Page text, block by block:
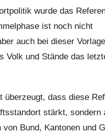
wurde das
ist noch nicht
auch bei dieser
Volk und Stände das
überzeugt, dass diese
stärkt, sondern
von Bund, Kantonen und